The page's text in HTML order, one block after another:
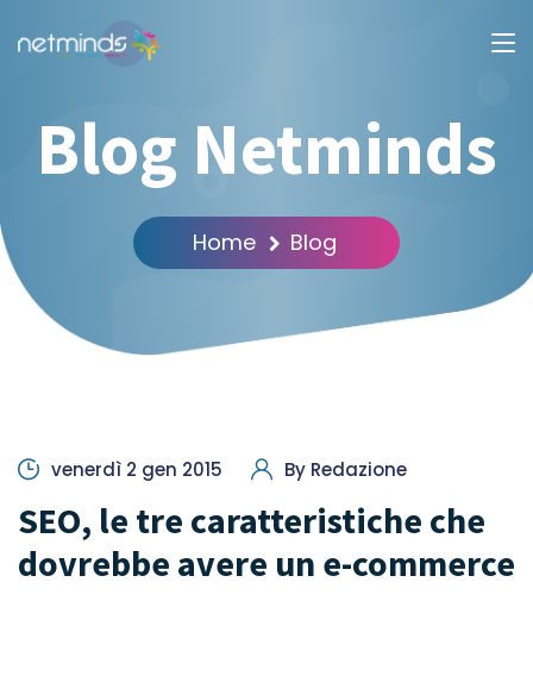
Blog Netminds
Home Blog
venerdì 2 gen 2015 By Redazione
SEO, le tre caratteristiche che
dovrebbe avere un e-commerce